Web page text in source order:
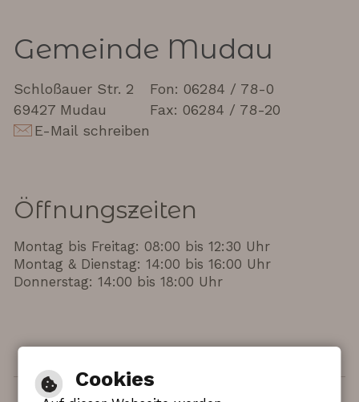
Gemeinde Mudau
Schloßauer Str. 2
69427 Mudau
E-Mail schreiben
Fon: 06284 / 78-0
Fax: 06284 / 78-20
Öffnungszeiten
Montag bis Freitag: 08:00 bis 12:30 Uhr
Montag & Dienstag: 14:00 bis 16:00 Uhr
Donnerstag: 14:00 bis 18:00 Uhr
Cookies